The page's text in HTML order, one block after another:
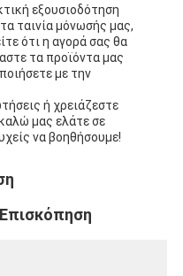
εξουσιοδότηση
ταινία μόνωσής μας,
ότι η αγορά σας θα
τα προϊόντα μας
με την
ή χρειάζεστε
μας ελάτε σε
να βοηθήσουμε!